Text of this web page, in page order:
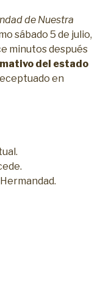
de Nuestra
sábado 5 de julio,
minutos después
del estado
en